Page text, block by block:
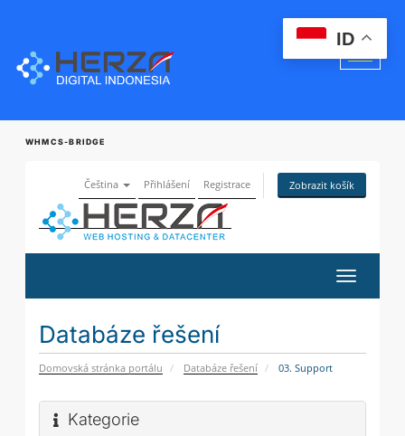
WHMCS-BRIDGE
Čeština Přihlášení Registrace Zobrazit košík
Přepnout
navigaci
Databáze řešení
Domovská stránka portálu Databáze řešení 03. Support
Kategorie
ID